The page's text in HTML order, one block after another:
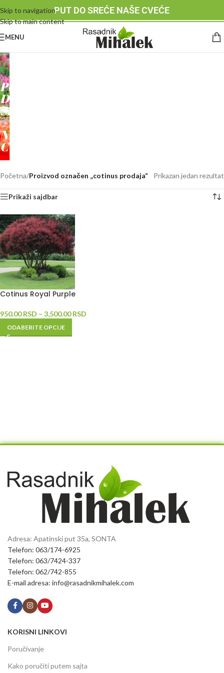
Skip to navigation
Skip to main content
PUT DO SREĆE NAŠE CVEĆE
MENU
RASADNIK
MIHALEK
PUT
DO
SREĆE
-
NAŠE
CVEĆE
Početna/Proizvod označen „cotinus prodaja“ Prikazan jedan rezultat
Prikaži sajdbar
Cotinus Royal Purple
950.00RSD – 3,500.00RSD
ODABERITE OPCIJE
Adresa: Apatinski put 35a, SONTA
Telefon: 063/174-6925
Telefon: 063/7424-337
Telefon: 062/742-855
E-mail adresa: info@rasadnikmihalek.com
KORISNI LINKOVI
Poručivanje
Kako poručiti putem sajta